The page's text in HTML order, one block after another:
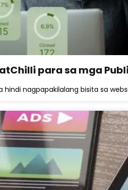
para sa mga
hindi nagpapakilalang bisita sa